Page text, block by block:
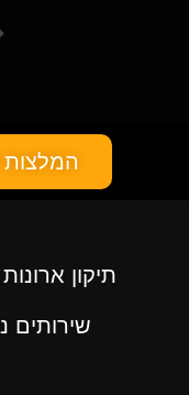
המלצות
תיקון
שירותים